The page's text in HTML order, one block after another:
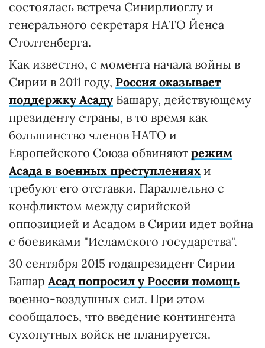
состоялась встреча Синирлиоглу и
генерального секретаря НАТО Йенса
Столтенберга.
Как известно, с момента начала войны в
Сирии в 2011 году, Россия оказывает
поддержку Асаду Башару, действующему
президенту страны, в то время как
большинство членов НАТО и
Европейского Союза обвиняют режим
Асада в военных преступлениях и
требуют его отставки. Параллельно с
конфликтом между сирийской
оппозицией и Асадом в Сирии идет война
с боевиками "Исламского государства".
30 сентября 2015 годапрезидент Сирии
Башар Асад попросил у России помощь
военно-воздушных сил. При этом
сообщалось, что введение контингента
сухопутных войск не планируется.